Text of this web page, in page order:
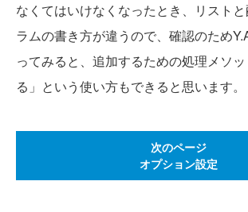
なくてはいけなくなったとき、リスト
ラムの書き方が違うので、確認のため
ってみると、追加するための処理メソッ
る」という使い方もできると思います。
次のページ
オプション設定